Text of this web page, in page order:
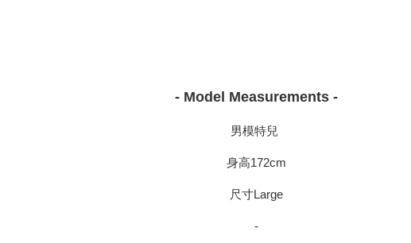
- Model Measurements -
男模特兒
身高172cm
尺寸Large
-